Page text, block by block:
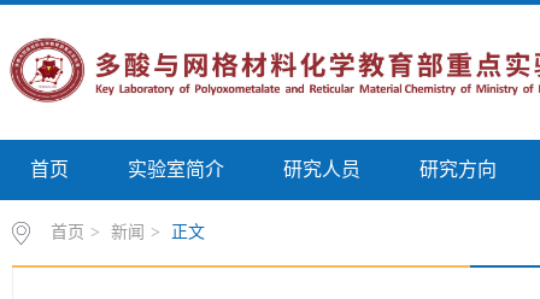
首页 实验室简介 研究人员 研究方向
首页 > 新闻 > 正文